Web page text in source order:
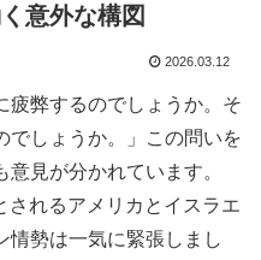
意外な構図
2026.03.12
疲弊するのでしょうか。そ
でしょうか。」この問いを
見が分かれています。
されるアメリカとイスラエ
情勢は一気に緊張しまし